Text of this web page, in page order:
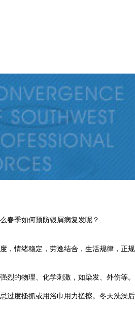
春季如何预防银屑病复发呢？
，情绪稳定，劳逸结合，生活规律，正规
的物理、化学刺激，如染发、外伤等。
过度搔抓或用浴巾用力搓擦。冬天洗澡后